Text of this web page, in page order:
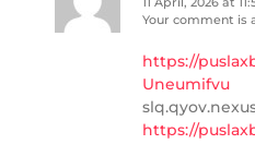
Your comment is
https://
Uneumifvu
https://